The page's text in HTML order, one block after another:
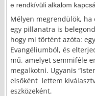
e rendkívüli alkalom
Mélyen megrendülök, ha
egy pillanatra is
hogy mi történt azóta:
Evangéliumból, és
mű, amelyet semmiféle
megalkotni. Ugyanis
elsőként lettem
eszközeként.